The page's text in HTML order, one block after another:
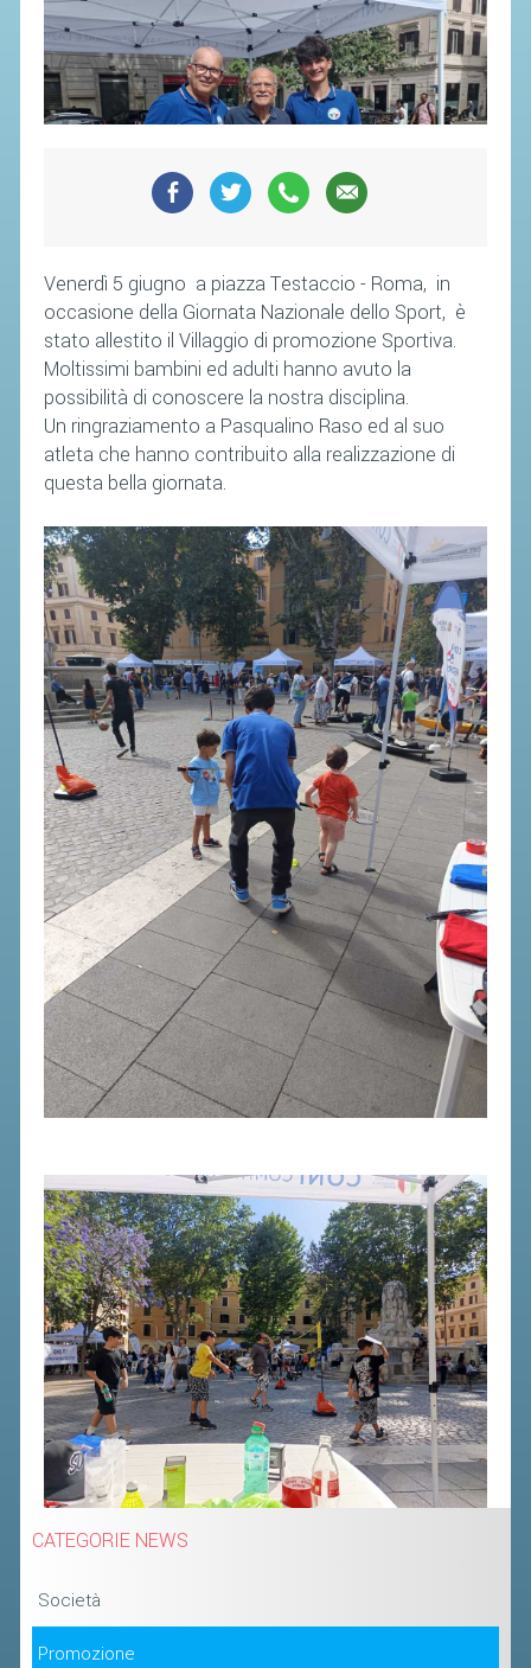
Venerdì 5 giugno a piazza Testaccio - Roma, in
occasione della Giornata Nazionale dello Sport, è
stato allestito il Villaggio di promozione Sportiva.
Moltissimi bambini ed adulti hanno avuto la
possibilità di conoscere la nostra disciplina.
Un ringraziamento a Pasqualino Raso ed al suo
atleta che hanno contribuito alla realizzazione di
questa bella giornata.
CATEGORIE NEWS
Società
Promozione
CAMPIONATI
CALENDARIO
FIBA NAZIONALE